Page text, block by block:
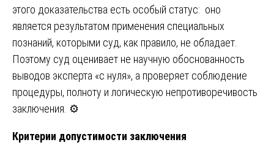
этого доказательства есть особый статус: оно
является результатом применения специальных
познаний, которыми суд, как правило, не обладает.
Поэтому суд оценивает не научную обоснованность
выводов эксперта «с нуля», а проверяет соблюдение
процедуры, полноту и логическую непротиворечивость
заключения. ⚙️
Критерии допустимости заключения